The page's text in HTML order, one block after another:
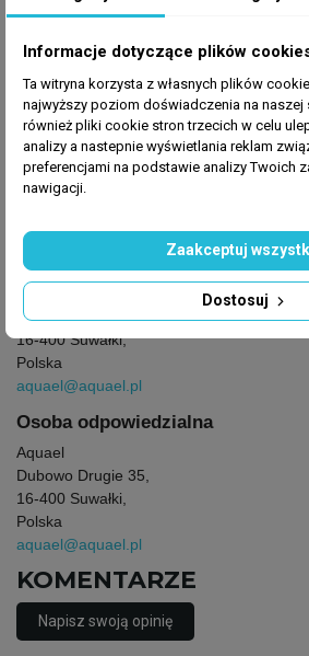
GPSR
Producent: Aquael
Producent
Aquael
Dubowo Drugie 35,
16-400 Suwałki,
Polska
aquael@aquael.pl
Osoba odpowiedzialna
Aquael
Dubowo Drugie 35,
16-400 Suwałki,
Polska
aquael@aquael.pl
KOMENTARZE
Napisz swoją opinię
Informacje dotyczące plików
Ta witryna korzysta z własnych plików
najwyższy poziom doświadczenia na naszej
również pliki cookie stron trzecich w celu
analizy a nastepnie wyświetlania reklam
preferencjami na podstawie analizy Twoich
nawigacji.
Dostosuj
Zaakceptuj